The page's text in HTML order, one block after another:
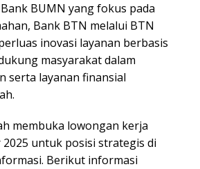
BUMN yang fokus pada
Bank BTN melalui BTN
inovasi layanan berbasis
masyarakat dalam
serta layanan finansial
membuka lowongan kerja
untuk posisi strategis di
Berikut informasi